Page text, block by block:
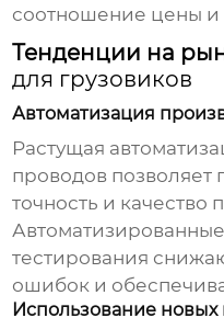
соотношение цены и
Тенденции на
для грузовиков
Автоматизация
Растущая
проводов позволяет
точность и качество
тестирования
ошибок и
Использование новых